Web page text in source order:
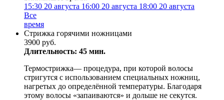
15:30 20 августа 16:00 20 августа 18:00 20 августа
Все
время
Стрижка горячими ножницами
3900 руб.
Длительность: 45 мин.
Термострижка— процедура, при которой волосы
стригутся с использованием специальных ножниц,
нагретых до определённой температуры. Благодаря
этому волосы «запаиваются» и дольше не секутся.